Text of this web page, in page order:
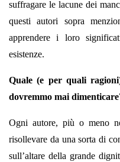
suffragare le lacune dei
questi autori sopra
apprendere i loro
esistenze.
Quale (e per quali
dovremmo mai
Ogni autore, più o meno
risollevare da una sorta di
sull’altare della grande